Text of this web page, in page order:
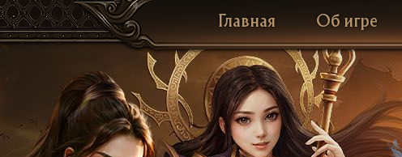
Главная Об игре